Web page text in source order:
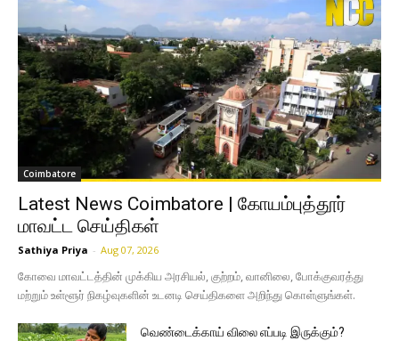
Coimbatore
Latest News Coimbatore | கோயம்புத்தூர்
மாவட்ட செய்திகள்
Sathiya Priya - Aug 07, 2026
கோவை மாவட்டத்தின் முக்கிய அரசியல், குற்றம், வானிலை, போக்குவரத்து
மற்றும் உள்ளூர் நிகழ்வுகளின் உடனடி செய்திகளை அறிந்து கொள்ளுங்கள்.
வெண்டைக்காய் விலை எப்படி இருக்கும்?